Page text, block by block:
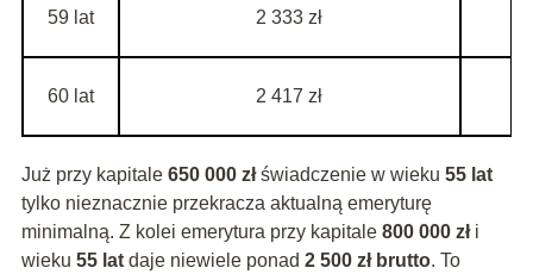
59 lat 2 333 zł
60 lat 2 417 zł
Już przy kapitale 650 000 złświadczenie w wieku 55 lat
tylko nieznacznie przekracza aktualną emeryturę
minimalną. Z kolei emerytura przy kapitale 800 000 złi
wieku 55 latdaje niewiele ponad 2 500 zł brutto. To